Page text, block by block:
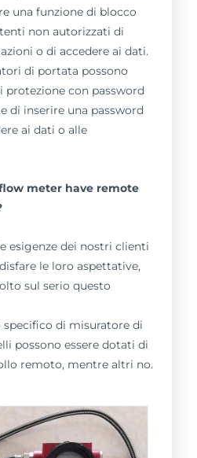
una funzione di blocco
non autorizzati di
o di accedere ai dati.
di portata possono
protezione con password
di inserire una password
ai dati o alle
meter have remote
esigenze dei nostri clienti
le loro aspettative,
sul serio questo
di misuratore di
possono essere dotati di
remoto, mentre altri no.